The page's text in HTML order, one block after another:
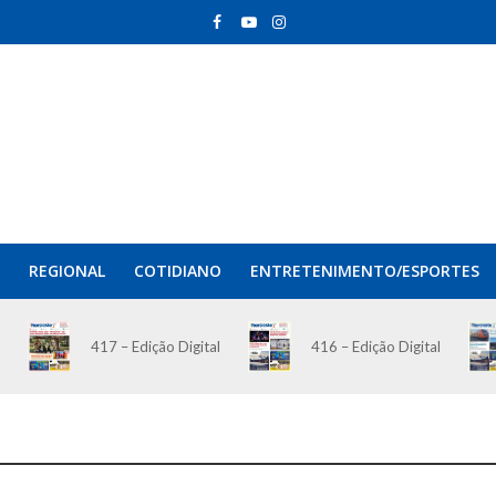
REGIONAL COTIDIANO ENTRETENIMENTO/ESPORTES
417 – Edição Digital 416 – Edição Digital